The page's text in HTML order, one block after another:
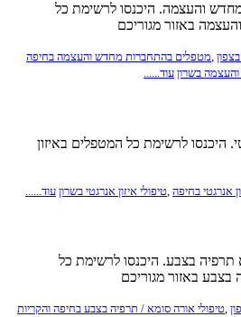
והעצמה. היכנסו לרשימת כל
באזור מגוריכם
,מטפלים בהתחברות מחדש והעצמה בחיפה
בשרון עוד......
היכנסו לרשימת כל המטפלים באיזון
אנרגטי בחיפה טיפולי איזון אנרגטי בשרון עוד......
בצבע. היכנסו לרשימת כל
באזור מגוריכם
,טיפולי אורה סומא / תרפיה בצבע בחיפה והקריות